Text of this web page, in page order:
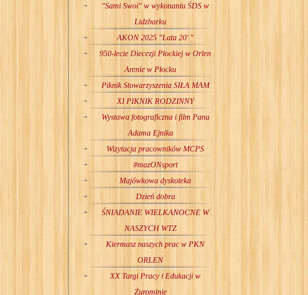
"Sami Swoi" w wykonaniu ŚDS w
Lidzbarku
AKON 2025 "Lata 20' "
950-lecie Diecezji Płockiej w Orlen
Arenie w Płocku
Piknik Stowarzyszenia SIŁA MAM
XI PIKNIK RODZINNY
Wystawa fotograficzna i film Pana
Adama Ejnika
Wizytacja pracowników MCPS
#mazONsport
Majówkowa dyskoteka
Dzień dobra
ŚNIADANIE WIELKANOCNE W
NASZYCH WTZ
Kiermasz naszych prac w PKN
ORLEN
XX Targi Pracy i Edukacji w
Żurominie